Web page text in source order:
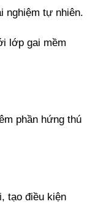
nghiệm tự nhiên.
lớp gai mềm
phần hứng thú
tạo điều kiện